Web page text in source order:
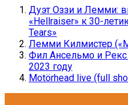
Дуэт Оззи и Лемми:
«Hellraiser» к 30-
Tears»
Лемми Килмистер
Фил Ансельмо и Рекс
2023 году
Motörhead live (full